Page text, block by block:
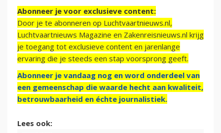
Abonneer je voor exclusieve content:
Door je te abonneren op Luchtvaartnieuws.nl,
Luchtvaartnieuws Magazine en Zakenreisnieuws.nl krijg
je toegang tot exclusieve content en jarenlange
ervaring die je steeds een stap voorsprong geeft.
Abonneer je vandaag nog en word onderdeel van
een gemeenschap die waarde hecht aan kwaliteit,
betrouwbaarheid en échte journalistiek.
Lees ook: